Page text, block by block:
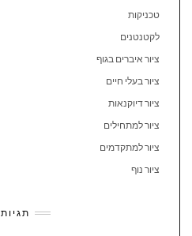
טכניקות
לקטנטנים
ציור איברים בגוף
ציור בעלי חיים
ציור דיוקנאות
ציור למתחילים
ציור למתקדמים
ציור נוף
תגיות